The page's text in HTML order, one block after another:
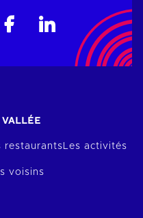
restaurants Les activités
voisins